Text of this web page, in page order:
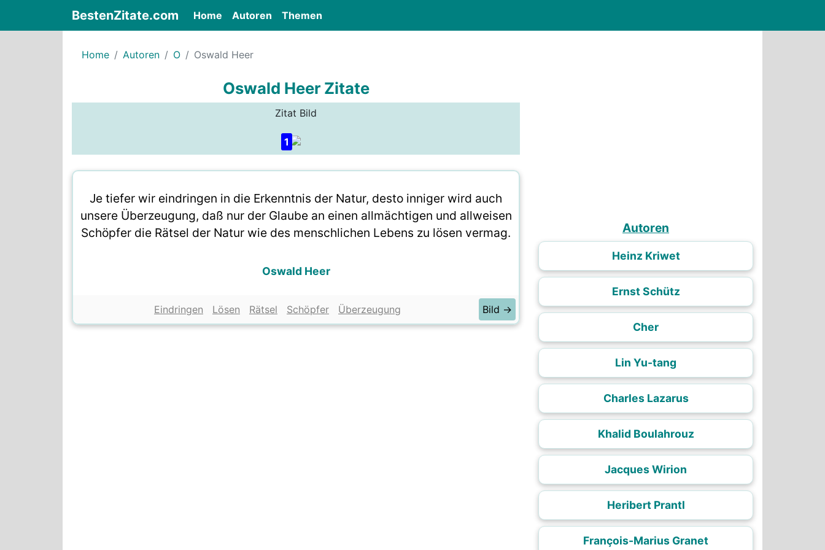
BestenZitate.com Home (current)
Autoren Themen
Home Autoren O Oswald Heer
Oswald Heer Zitate
Zitat Bild
1
Je tiefer wir eindringen in die Erkenntnis der Natur, desto inniger wird auch
unsere Überzeugung, daß nur der Glaube an einen allmächtigen und allweisen
Schöpfer die Rätsel der Natur wie des menschlichen Lebens zu lösen vermag.
Oswald Heer
Eindringen Lösen Rätsel Schöpfer Überzeugung Bild →
Autoren
Heinz Kriwet
Ernst Schütz
Cher
Lin Yu-tang
Charles Lazarus
Khalid Boulahrouz
Jacques Wirion
Heribert Prantl
François-Marius Granet